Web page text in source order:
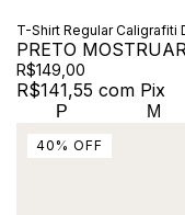
T-Shirt Regular Caligrafiti
PRETO
R$149,00
R$141,55 com Pix
P M
40 % OFF